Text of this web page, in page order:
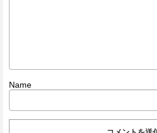
Name